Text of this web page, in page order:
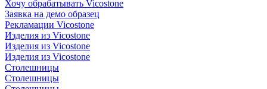
Хочу обрабатывать Vicostone
Заявка на демо образец
Рекламации Vicostone
Изделия из Vicostone
Изделия из Vicostone
Изделия из Vicostone
Столешницы
Столешницы